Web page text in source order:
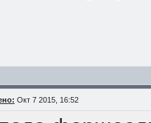
Окт 7 2015, 16:52